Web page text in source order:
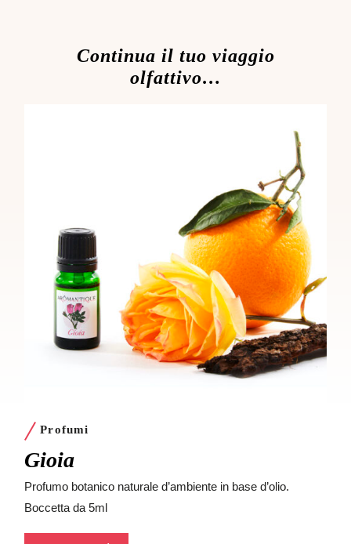
Continua il tuo viaggio
olfattivo…
Profumi
Gioia
Profumo botanico naturale d’ambiente in base d’olio.
Boccetta da 5ml